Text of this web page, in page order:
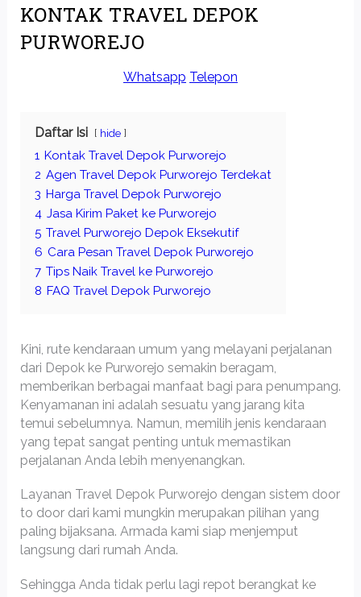
KONTAK TRAVEL DEPOK
PURWOREJO
Whatsapp Telepon
Daftar Isi hide
1 Kontak Travel Depok Purworejo
2 Agen Travel Depok Purworejo Terdekat
3 Harga Travel Depok Purworejo
4 Jasa Kirim Paket ke Purworejo
5 Travel Purworejo Depok Eksekutif
6 Cara Pesan Travel Depok Purworejo
7 Tips Naik Travel ke Purworejo
8 FAQ Travel Depok Purworejo
Kini, rute kendaraan umum yang melayani perjalanan
dari Depok ke Purworejo semakin beragam,
memberikan berbagai manfaat bagi para penumpang.
Kenyamanan ini adalah sesuatu yang jarang kita
temui sebelumnya. Namun, memilih jenis kendaraan
yang tepat sangat penting untuk memastikan
perjalanan Anda lebih menyenangkan.
Layanan Travel Depok Purworejo dengan sistem door
to door dari kami mungkin merupakan pilihan yang
paling bijaksana. Armada kami siap menjemput
langsung dari rumah Anda.
Sehingga Anda tidak perlu lagi repot berangkat ke